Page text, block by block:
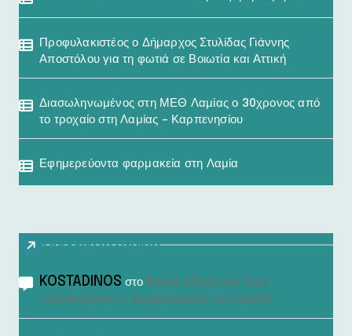
Προφυλακιστέος ο Δήμαρχος Στυλίδας Γιάννης
Αποστόλου για τη φωτιά σε Βοιωτία και Αττική
Διασωληνωμένος στη ΜΕΘ Λαμίας ο 30χρονος από
το τροχαίο στη Λαμίας – Καρπενησίου
Εφημερεύοντα φαρμακεία στη Λαμία
Πρόσφατα σχόλια
KOSTADINOS στο Βγήκε είδηση για τους
«τσιμπημένους» λογαριασμούς του νερού!